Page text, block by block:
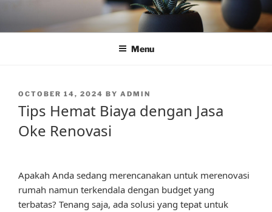
content
Menu
POSTED
ON
OCTOBER 14, 2024 BY ADMIN
Tips Hemat Biaya dengan Jasa
Oke Renovasi
Apakah Anda sedang merencanakan untuk merenovasi
rumah namun terkendala dengan budget yang
terbatas? Tenang saja, ada solusi yang tepat untuk